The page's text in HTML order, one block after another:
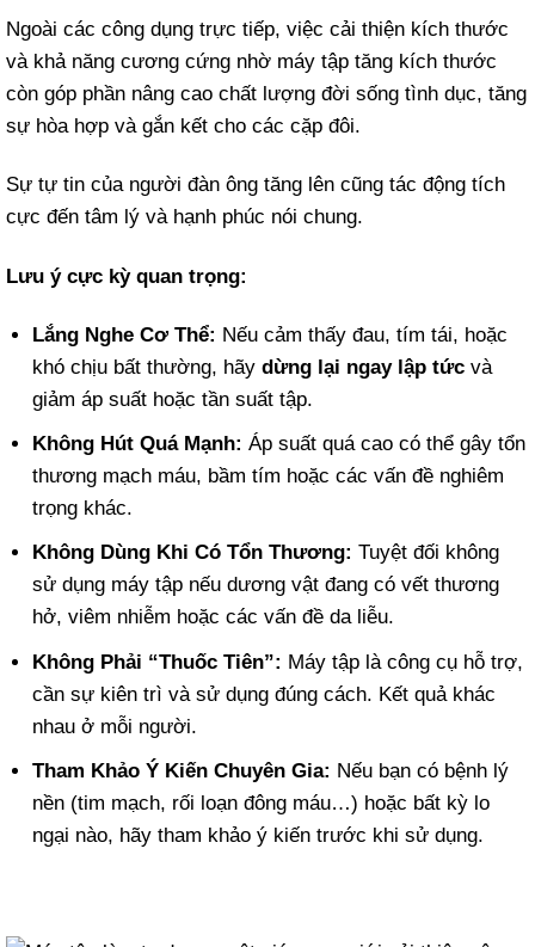
Ngoài các công dụng trực tiếp, việc cải thiện kích thước
và khả năng cương cứng nhờ máy tập tăng kích thước
còn góp phần nâng cao chất lượng đời sống tình dục, tăng
sự hòa hợp và gắn kết cho các cặp đôi.
Sự tự tin của người đàn ông tăng lên cũng tác động tích
cực đến tâm lý và hạnh phúc nói chung.
Lưu ý cực kỳ quan trọng:
Lắng Nghe Cơ Thể: Nếu cảm thấy đau, tím tái, hoặc
khó chịu bất thường, hãydừng lại ngay lập tức và
giảm áp suất hoặc tần suất tập.
Không Hút Quá Mạnh: Áp suất quá cao có thể gây tổn
thương mạch máu, bầm tím hoặc các vấn đề nghiêm
trọng khác.
Không Dùng Khi Có Tổn Thương: Tuyệt đối không
sử dụng máy tập nếu dương vật đang có vết thương
hở, viêm nhiễm hoặc các vấn đề da liễu.
Không Phải “Thuốc Tiên”: Máy tập là công cụ hỗ trợ,
cần sự kiên trì và sử dụng đúng cách. Kết quả khác
nhau ở mỗi người.
Tham Khảo Ý Kiến Chuyên Gia: Nếu bạn có bệnh lý
nền (tim mạch, rối loạn đông máu…) hoặc bất kỳ lo
ngại nào, hãy tham khảo ý kiến trước khi sử dụng.